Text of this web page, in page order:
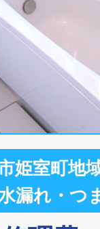
姫室町地
漏れ・つ